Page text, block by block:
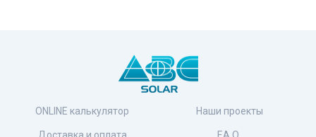
ONLINE калькулятор Наши проекты